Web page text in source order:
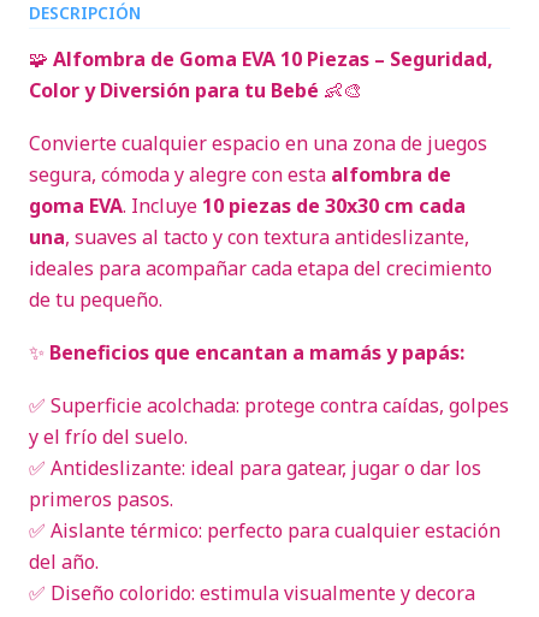
DESCRIPCIÓN
🧩 Alfombra de Goma EVA 10 Piezas – Seguridad,
Color y Diversión para tu Bebé 👶🎨
Convierte cualquier espacio en una zona de juegos
segura, cómoda y alegre con esta alfombra de
goma EVA. Incluye 10 piezas de 30x30 cm cada
una, suaves al tacto y con textura antideslizante,
ideales para acompañar cada etapa del crecimiento
de tu pequeño.
✨ Beneficios que encantan a mamás y papás:
✅ Superficie acolchada: protege contra caídas, golpes
y el frío del suelo.
✅ Antideslizante: ideal para gatear, jugar o dar los
primeros pasos.
✅ Aislante térmico: perfecto para cualquier estación
del año.
✅ Diseño colorido: estimula visualmente y decora